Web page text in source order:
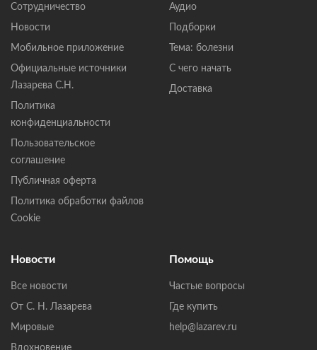
Сотрудничество
Новости
Мобильное приложение
Официальные источники
Лазарева С.Н.
Политика
конфиденциальности
Пользовательское
соглашение
Публичная оферта
Политика обработки файлов
Cookie
Аудио
Подборки
Тема: болезни
С чего начать
Доставка
Новости
Все новости
От С. Н. Лазарева
Мировые
Вдохновение
Помощь
Частые вопросы
Где купить
help@lazarev.ru